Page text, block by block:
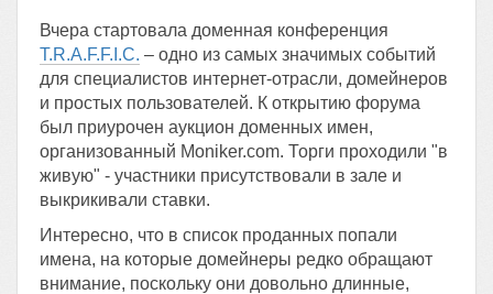
Вчера стартовала доменная конференция
T.R.A.F.F.I.C. – одно из самых значимых событий
для специалистов интернет-отрасли, домейнеров
и простых пользователей. К открытию форума
был приурочен аукцион доменных имен,
организованный Moniker.com. Торги проходили "в
живую" - участники присутствовали в зале и
выкрикивали ставки.
Интересно, что в список проданных попали
имена, на которые домейнеры редко обращают
внимание, поскольку они довольно длинные,